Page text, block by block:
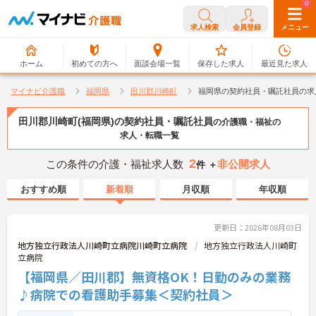
求人検索 会員登録 メニュー
ホーム 初めての方へ 面談会場一覧
0
保存した求人
0
最近見た求人
マイナビ介護職 福岡県 田川郡川崎町 福岡県の契約社員・嘱託社員の
田川郡川崎町(福岡県)の契約社員・嘱託社員の介護職・福祉の
求人・転職一覧
この条件の介護・福祉求人数 2件 ＋非公開求人
おすすめ順 新着順 月収順 年収順
更新日：2026年08月03日
地方独立行政法人川崎町立病院川崎町立病院
地方独立行政法人川崎町
立病院
【福岡県／田川郡】無資格OK！日勤のみの業務
♪病院での看護助手募集＜契約社員＞